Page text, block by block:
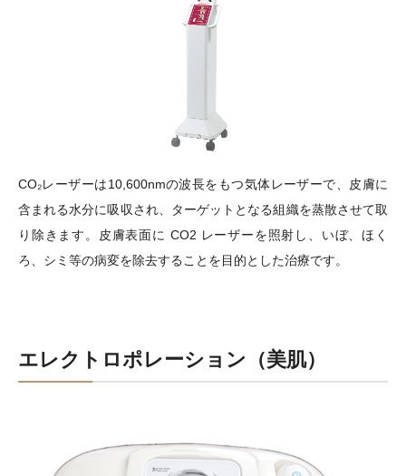
CO₂レーザーは10,600nmの波長をもつ気体レーザーで、皮膚に
含まれる水分に吸収され、ターゲットとなる組織を蒸散させて取
り除きます。皮膚表面に CO2 レーザーを照射し、いぼ、ほく
ろ、シミ等の病変を除去することを目的とした治療です。
エレクトロポレーション（美肌）